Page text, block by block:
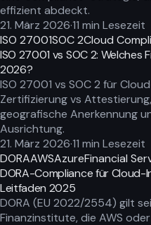
effizient abdeckt.
21. März 2026·11 min Lesezeit
ISO 27001SOC 2Cloud
ISO 27001 vs SOC 2:
2026?
ISO 27001 vs SOC 2 für
Zertifizierung vs
geografische Anerkennung
Ausrichtung.
21. März 2026·11 min Lesezeit
DORAAWSAzureFinancial
DORA-Compliance für Cloud-
Leitfaden 2025
DORA (EU 2022/2554) gilt
Finanzinstitute, die AWS